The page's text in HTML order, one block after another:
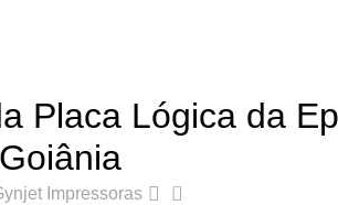
Placa Lógica da
Goiânia
Impressoras 0